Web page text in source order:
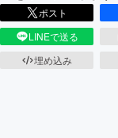
ポスト
LINEで送る
埋め込み